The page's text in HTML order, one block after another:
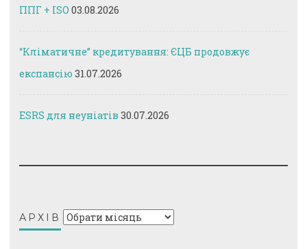
ППГ + ISO 03.08.2026
“Кліматичне” кредитування: ЄЦБ продовжує
експансію 31.07.2026
ESRS для неуніатів 30.07.2026
АРХІВ Архів